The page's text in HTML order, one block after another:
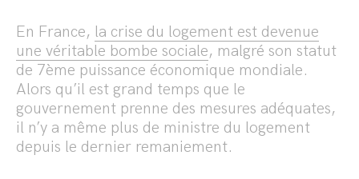
En France, la crise du logement est devenue
une véritable bombe sociale, malgré son statut
de 7ème puissance économique mondiale.
Alors qu’il est grand temps que le
gouvernement prenne des mesures adéquates,
il n’y a même plus de ministre du logement
depuis le dernier remaniement.